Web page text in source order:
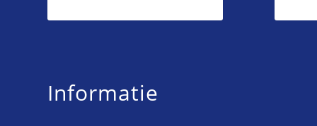
Informatie